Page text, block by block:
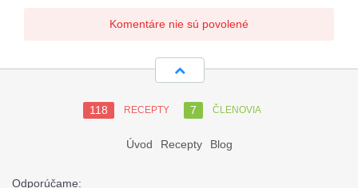
Komentáre nie sú povolené
118 RECEPTY 7 ČLENOVIA
Úvod Recepty Blog
Odporúčame: